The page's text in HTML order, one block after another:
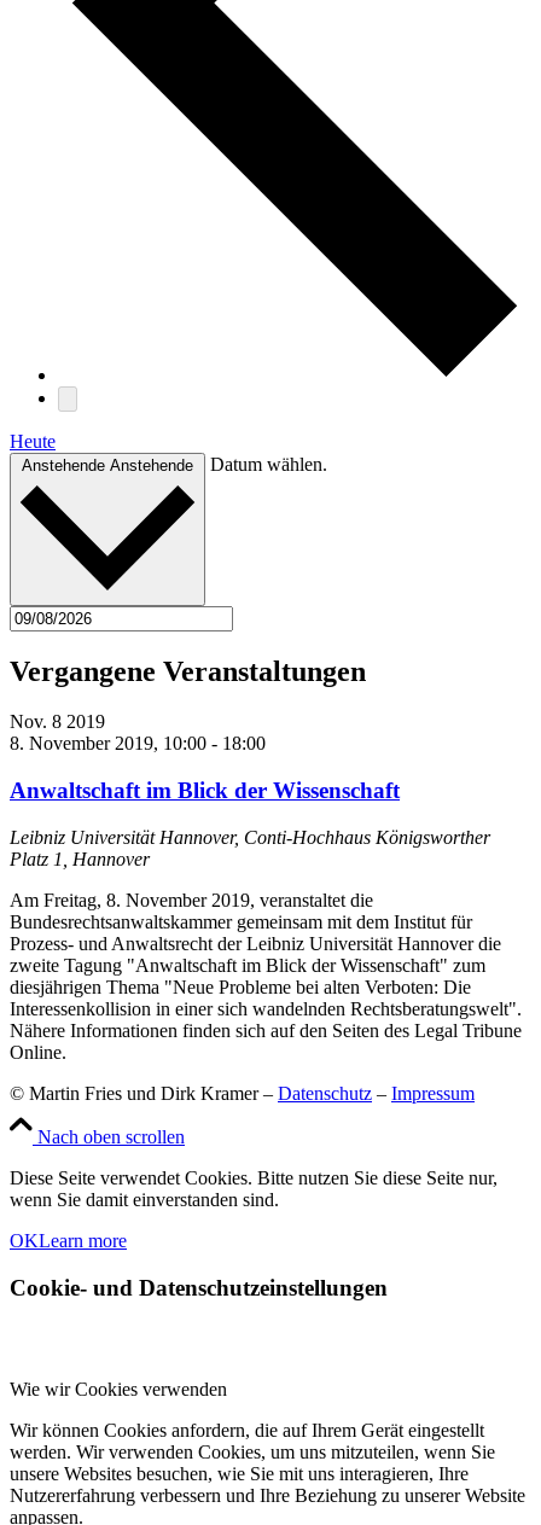
Heute
Anstehende Anstehende Datum wählen.
Vergangene Veranstaltungen
Nov. 8 2019
8. November 2019, 10:00 - 18:00
Anwaltschaft im Blick der Wissenschaft
Leibniz Universität Hannover, Conti-Hochhaus Königsworther
Platz 1, Hannover
Am Freitag, 8. November 2019, veranstaltet die
Bundesrechtsanwaltskammer gemeinsam mit dem Institut für
Prozess- und Anwaltsrecht der Leibniz Universität Hannover die
zweite Tagung "Anwaltschaft im Blick der Wissenschaft" zum
diesjährigen Thema "Neue Probleme bei alten Verboten: Die
Interessenkollision in einer sich wandelnden Rechtsberatungswelt".
Nähere Informationen finden sich auf den Seiten des Legal Tribune
Online.
© Martin Fries und Dirk Kramer – Datenschutz – Impressum
Nach oben scrollen
Diese Seite verwendet Cookies. Bitte nutzen Sie diese Seite nur,
wenn Sie damit einverstanden sind.
OKLearn more
Cookie- und Datenschutzeinstellungen
Wie wir Cookies verwenden
Wir können Cookies anfordern, die auf Ihrem Gerät eingestellt
werden. Wir verwenden Cookies, um uns mitzuteilen, wenn Sie
unsere Websites besuchen, wie Sie mit uns interagieren, Ihre
Nutzererfahrung verbessern und Ihre Beziehung zu unserer Website
anpassen.